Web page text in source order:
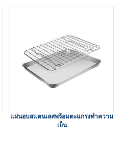
แผ่นอบสแตนเลสพร้อมตะแกรงทำความ
เย็น